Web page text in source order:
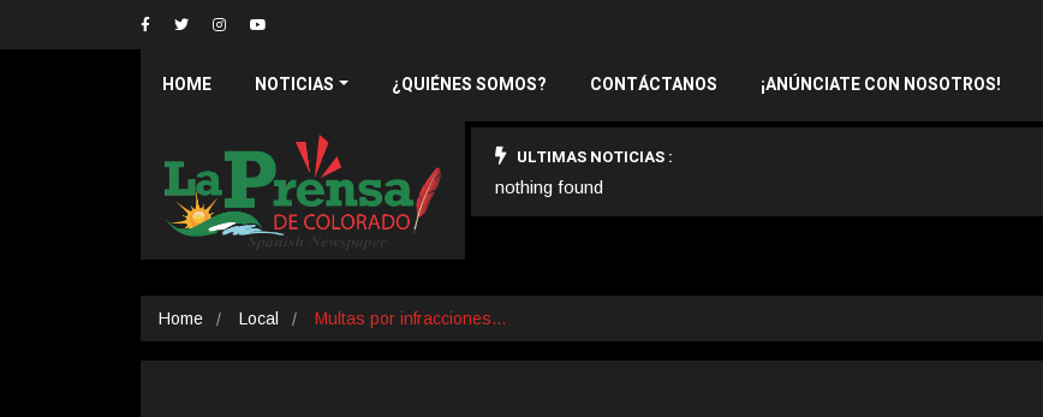
HOME NOTICIAS ¿QUIÉNES SOMOS? CONTÁCTANOS ¡ANÚNCIATE CON NOSOTROS!
ULTIMAS NOTICIAS :
nothing found
Home Local Multas por infracciones…